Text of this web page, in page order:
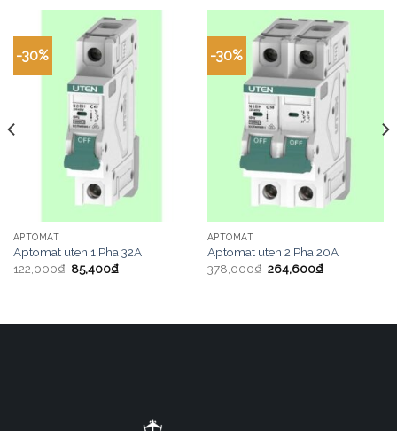
-30%
APTOMAT
Aptomat uten 1 Pha 32A
122,000₫ 85,400₫
-30%
APTOMAT
Aptomat uten 2 Pha 20A
378,000₫ 264,600₫